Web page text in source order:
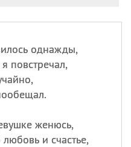
однажды,
повстречал,
женюсь,
и счастье,
Национальный день
рисового пудинга
День Дымняшки
(Smokey Bear Day)
Все